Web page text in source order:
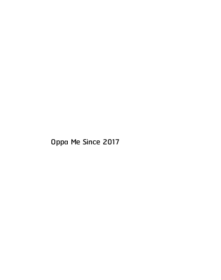
Oppa Me Since 2017